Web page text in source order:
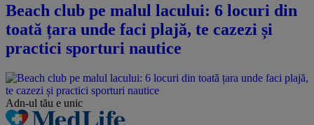
Beach club pe malul lacului: 6 locuri din
toată țara unde faci plajă, te cazezi și
practici sporturi nautice
Adn-ul tău e unic